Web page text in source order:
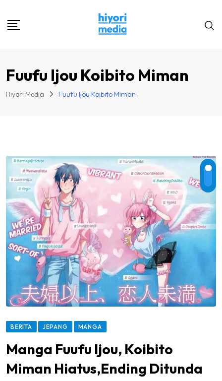
Fuufu Ijou Koibito Miman
Hiyori Media Fuufu Ijou Koibito Miman
BERITA JEPANG MANGA
Manga Fuufu Ijou, Koibito
Miman Hiatus,Ending Ditunda